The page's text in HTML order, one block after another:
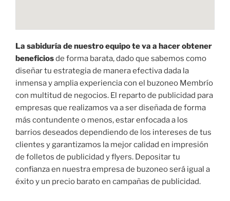
La sabiduría de nuestro equipo te va a hacer obtener
beneficiosde forma barata, dado que sabemos como
diseñar tu estrategia de manera efectiva dada la
inmensa y amplia experiencia con el buzoneo Membrío
con multitud de negocios. El reparto de publicidad para
empresas que realizamos va a ser diseñada de forma
más contundente o menos, estar enfocada a los
barrios deseados dependiendo de los intereses de tus
clientes y garantizamos la mejor calidad en impresión
de folletos de publicidad y flyers. Depositar tu
confianza en nuestra empresa de buzoneo será igual a
éxito y un precio barato en campañas de publicidad.